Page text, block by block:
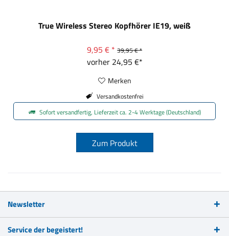
True Wireless Stereo Kopfhörer IE19, weiß
9,95 € * 39,95 € *
vorher 24,95 €*
Merken
Versandkostenfrei
Sofort versandfertig, Lieferzeit ca. 2-4 Werktage (Deutschland)
Zum Produkt
Newsletter
Service der begeistert!